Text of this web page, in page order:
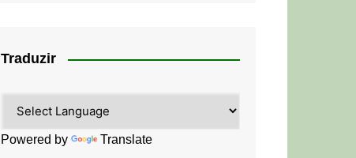
Traduzir
Powered by Translate